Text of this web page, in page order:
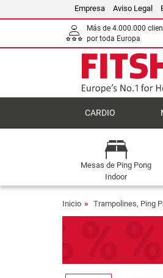
Empresa Aviso Legal
Más de 4.000.000
por toda Europa
CARDIO
Mesas de Ping Pong
Indoor
Inicio Trampolines, Ping